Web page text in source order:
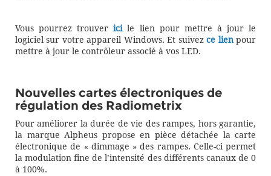
Vous pourrez trouvericile lien pour mettre à jour le
logiciel sur votre appareil Windows. Et suivezce lienpour
mettre à jour le contrôleur associé à vos LED.
Nouvelles cartes électroniques de
régulation des Radiometrix
Pour améliorer la durée de vie des rampes, hors garantie,
la marque Alpheus propose en pièce détachée la carte
électronique de « dimmage » des rampes. Celle-ci permet
la modulation fine de l’intensité des différents canaux de 0
à 100%.